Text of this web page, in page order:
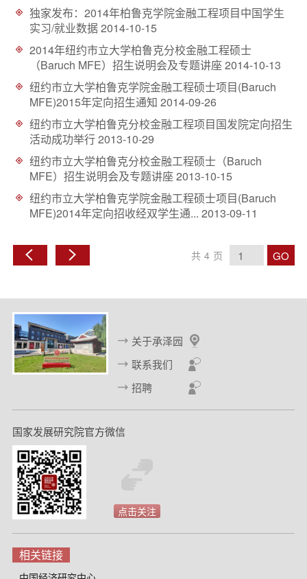
独家发布：2014年柏鲁克学院金融工程项目中国学生
实习/就业数据2014-10-15
2014年纽约市立大学柏鲁克分校金融工程硕士
（Baruch MFE）招生说明会及专题讲座2014-10-13
纽约市立大学柏鲁克学院金融工程硕士项目(Baruch
MFE)2015年定向招生通知 2014-09-26
纽约市立大学柏鲁克分校金融工程项目国发院定向招生
活动成功举行2013-10-29
纽约市立大学柏鲁克分校金融工程硕士（Baruch
MFE）招生说明会及专题讲座2013-10-15
纽约市立大学柏鲁克学院金融工程硕士项目(Baruch
MFE)2014年定向招收经双学生通... 2013-09-11
上
页
下
页
共 4 页 GO
关于承泽园
联系我们
招聘
国家发展研究院官方微信
点击关注
相关链接